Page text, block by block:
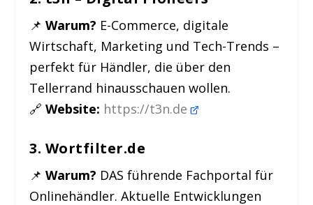
📌Warum? E-Commerce, digitale
Wirtschaft, Marketing und Tech-Trends –
perfekt für Händler, die über den
Tellerrand hinausschauen wollen.
🔗Website: https://t3n.de
3. Wortfilter.de
📌Warum? DAS führende Fachportal für
Onlinehändler. Aktuelle Entwicklungen